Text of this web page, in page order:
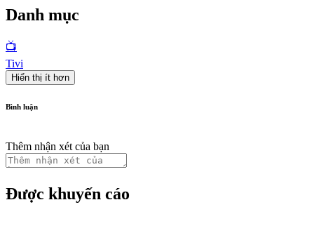
Danh mục
📺
Tivi
Hiển thị ít hơn
Bình luận
Thêm nhận xét của bạn
Được khuyến cáo